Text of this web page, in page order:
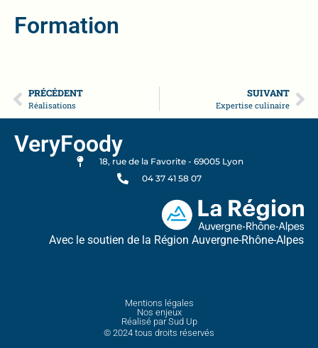
Formation
PRÉCÉDENT
Réalisations
SUIVANT
Expertise culinaire
VeryFoody
18, rue de la Favorite - 69005 Lyon
04 37 41 58 07
Avec le soutien de la Région Auvergne-Rhône-Alpes
Mentions légales
Nos enjeux
Réalisé par Sud Up
© 2024 tous droits réservés